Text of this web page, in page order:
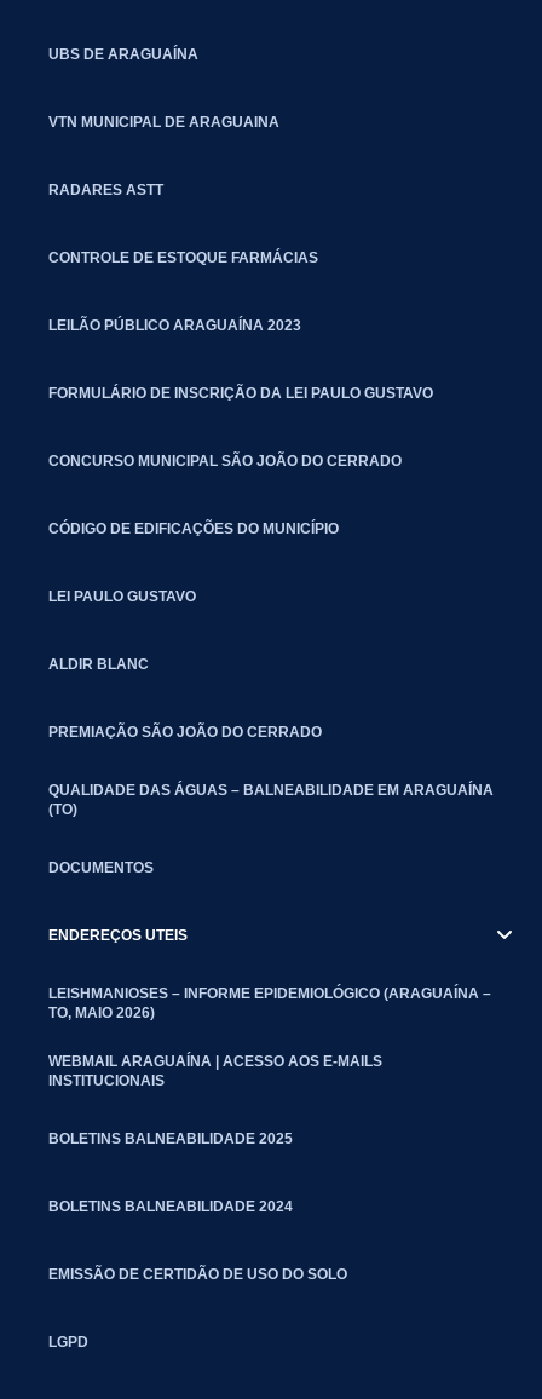
UBS DE ARAGUAÍNA
VTN MUNICIPAL DE ARAGUAINA
RADARES ASTT
CONTROLE DE ESTOQUE FARMÁCIAS
LEILÃO PÚBLICO ARAGUAÍNA 2023
FORMULÁRIO DE INSCRIÇÃO DA LEI PAULO GUSTAVO
CONCURSO MUNICIPAL SÃO JOÃO DO CERRADO
CÓDIGO DE EDIFICAÇÕES DO MUNICÍPIO
LEI PAULO GUSTAVO
ALDIR BLANC
PREMIAÇÃO SÃO JOÃO DO CERRADO
QUALIDADE DAS ÁGUAS – BALNEABILIDADE EM ARAGUAÍNA
(TO)
DOCUMENTOS
ENDEREÇOS UTEIS
LEISHMANIOSES – INFORME EPIDEMIOLÓGICO (ARAGUAÍNA –
TO, MAIO 2026)
WEBMAIL ARAGUAÍNA | ACESSO AOS E-MAILS
INSTITUCIONAIS
BOLETINS BALNEABILIDADE 2025
BOLETINS BALNEABILIDADE 2024
EMISSÃO DE CERTIDÃO DE USO DO SOLO
LGPD